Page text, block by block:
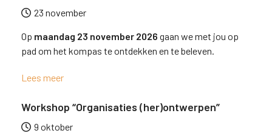
23 november
Op maandag 23 november 2026 gaan we met jou op
pad om het kompas te ontdekken en te beleven.
Lees meer
Workshop “Organisaties (her)ontwerpen”
9 oktober